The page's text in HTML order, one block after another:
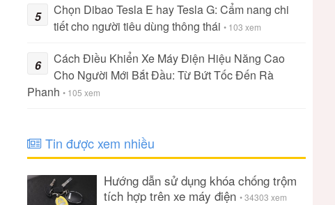
5
Chọn Dibao Tesla E hay Tesla G: Cẩm nang chi
tiết cho người tiêu dùng thông thái • 103 xem
6
Cách Điều Khiển Xe Máy Điện Hiệu Năng Cao
Cho Người Mới Bắt Đầu: Từ Bứt Tốc Đến Rà
Phanh • 105 xem
Tin được xem nhiều
Hướng dẫn sử dụng khóa chống trộm
tích hợp trên xe máy điện • 34303 xem